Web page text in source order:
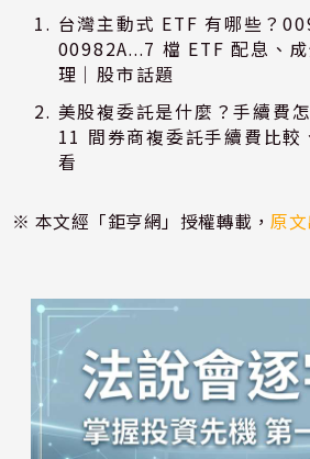
台灣主動式 ETF 有哪些？
00982A...7 檔 ETF 配息、
理｜股市話題
美股複委託是什麼？手續費
11 間券商複委託手續費比較
看
※ 本文經「鉅亨網」授權轉載，原